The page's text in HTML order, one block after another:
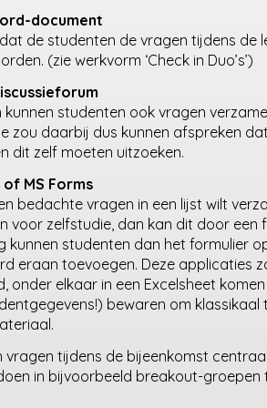
document
de studenten de vragen tijdens de
(zie werkvorm ‘Check in Duo’s’)
studenten ook vragen
zou daarbij dus kunnen afspreken
dit zelf moeten uitzoeken.
MS Forms
bedachte vragen in een lijst wilt
voor zelfstudie, dan kan dit door een
kunnen studenten dan het formulier
eraan toevoegen. Deze applicaties
onder elkaar in een Excelsheet
bewaren om
vragen tijdens de bijeenkomst
in bijvoorbeeld breakout-groepen